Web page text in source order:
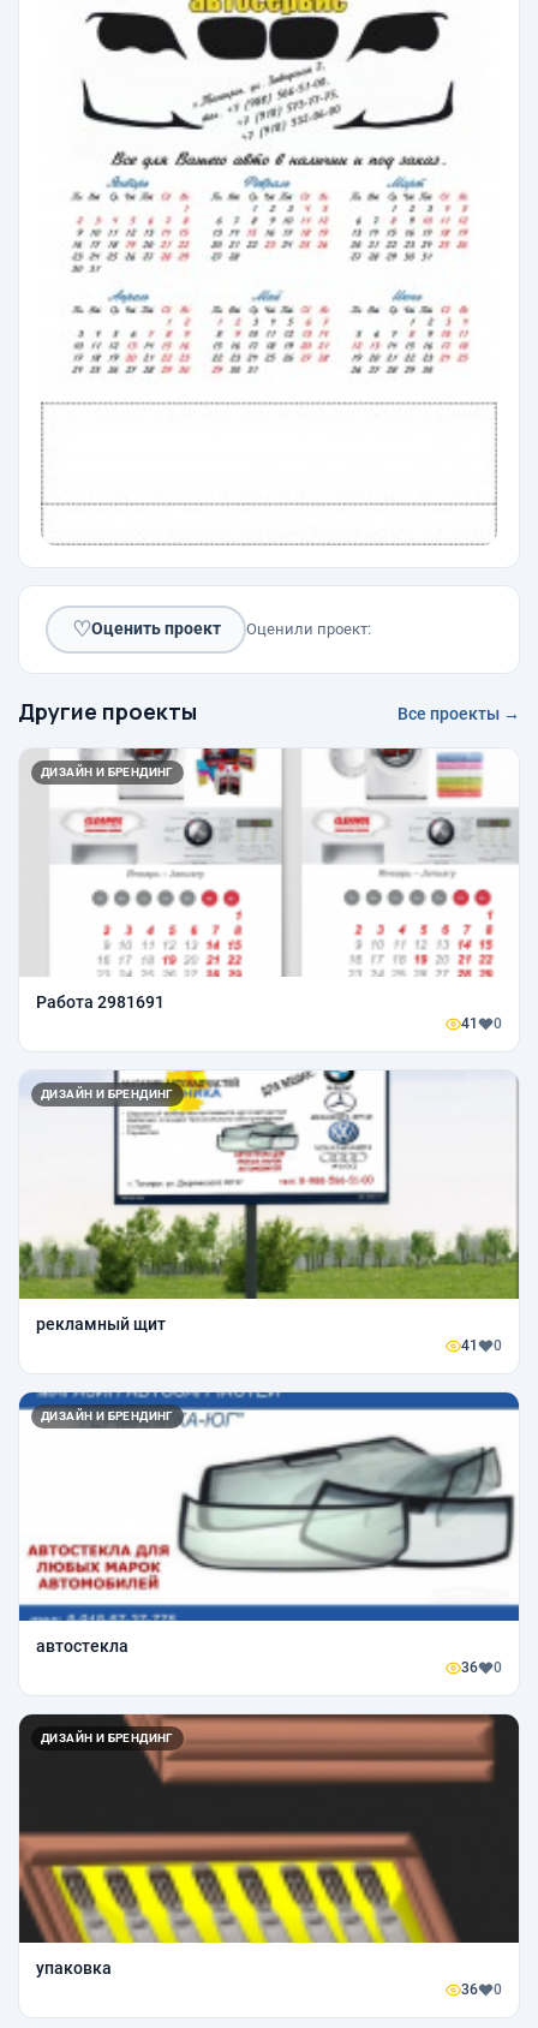
♡Оценить проект Оценили проект:
Другие проекты Все проекты →
ДИЗАЙН И БРЕНДИНГ
Работа 2981691
41 0
ДИЗАЙН И БРЕНДИНГ
рекламный щит
41 0
ДИЗАЙН И БРЕНДИНГ
автостекла
36 0
ДИЗАЙН И БРЕНДИНГ
упаковка
36 0